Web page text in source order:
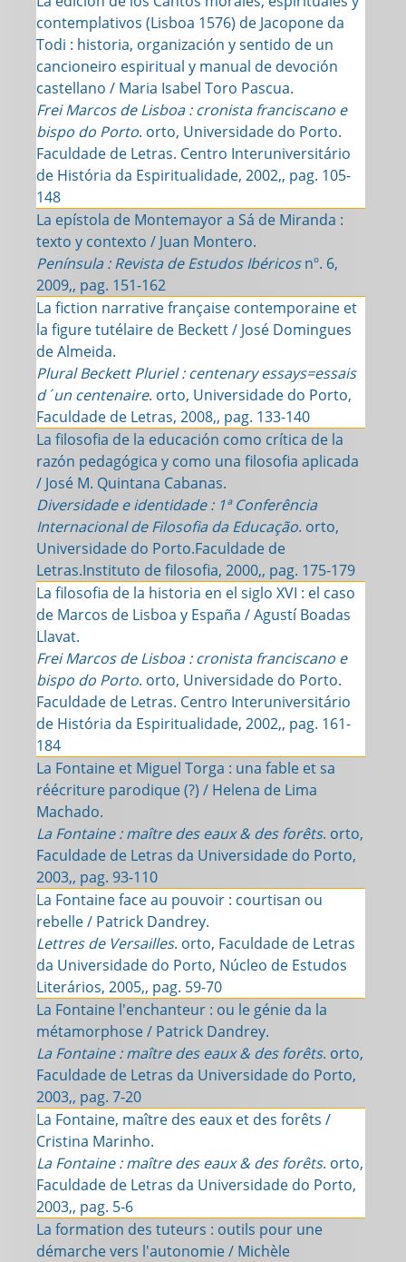
contemplativos (Lisboa 1576) de Jacopone da
Todi : historia, organización y sentido de un
cancioneiro espiritual y manual de devoción
castellano / Maria Isabel Toro Pascua.
Frei Marcos de Lisboa : cronista franciscano e
bispo do Porto. orto, Universidade do Porto.
Faculdade de Letras. Centro Interuniversitário
de História da Espiritualidade, 2002,, pag. 105-
148
La epístola de Montemayor a Sá de Miranda :
texto y contexto / Juan Montero.
Península : Revista de Estudos Ibéricosnº. 6,
2009,, pag. 151-162
La fiction narrative française contemporaine et
la figure tutélaire de Beckett / José Domingues
de Almeida.
Plural Beckett Pluriel : centenary essays=essais
d´un centenaire. orto, Universidade do Porto,
Faculdade de Letras, 2008,, pag. 133-140
La filosofia de la educación como crítica de la
razón pedagógica y como una filosofia aplicada
/ José M. Quintana Cabanas.
Diversidade e identidade : 1ª Conferência
Internacional de Filosofia da Educação. orto,
Universidade do Porto.Faculdade de
Letras.Instituto de filosofia, 2000,, pag. 175-179
La filosofia de la historia en el siglo XVI : el caso
de Marcos de Lisboa y España / Agustí Boadas
Llavat.
Frei Marcos de Lisboa : cronista franciscano e
bispo do Porto. orto, Universidade do Porto.
Faculdade de Letras. Centro Interuniversitário
de História da Espiritualidade, 2002,, pag. 161-
184
La Fontaine et Miguel Torga : una fable et sa
réécriture parodique (?) / Helena de Lima
Machado.
La Fontaine : maître des eaux & des forêts. orto,
Faculdade de Letras da Universidade do Porto,
2003,, pag. 93-110
La Fontaine face au pouvoir : courtisan ou
rebelle / Patrick Dandrey.
Lettres de Versailles. orto, Faculdade de Letras
da Universidade do Porto, Núcleo de Estudos
Literários, 2005,, pag. 59-70
La Fontaine l'enchanteur : ou le génie da la
métamorphose / Patrick Dandrey.
La Fontaine : maître des eaux & des forêts. orto,
Faculdade de Letras da Universidade do Porto,
2003,, pag. 7-20
La Fontaine, maître des eaux et des forêts /
Cristina Marinho.
La Fontaine : maître des eaux & des forêts. orto,
Faculdade de Letras da Universidade do Porto,
2003,, pag. 5-6
La formation des tuteurs : outils pour une
démarche vers l'autonomie / Michèle